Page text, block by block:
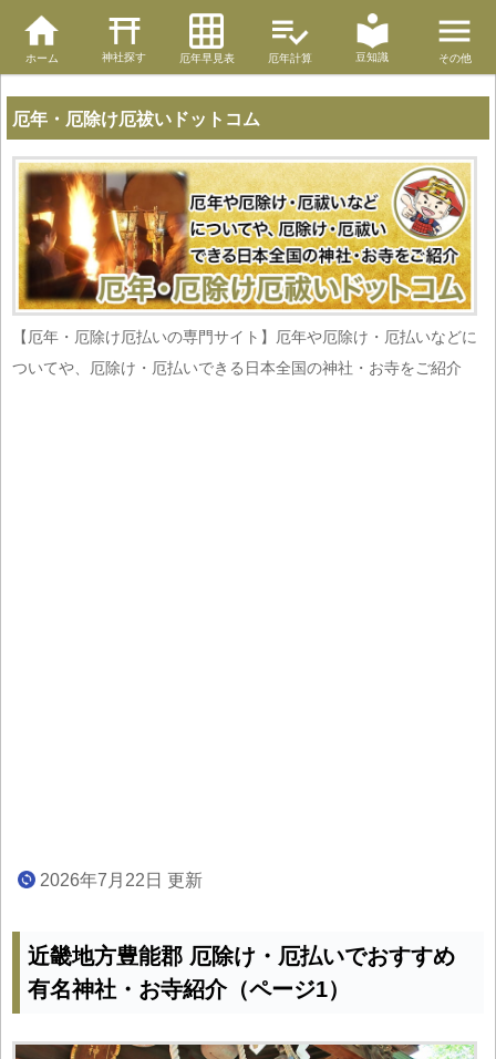
ホーム 神社探す 厄年早見表 厄年計算 豆知識 その他
厄年・厄除け厄祓いドットコム
【厄年・厄除け厄払いの専門サイト】厄年や厄除け・厄払いなどに
ついてや、厄除け・厄払いできる日本全国の神社・お寺をご紹介
2026年7月22日 更新
近畿地方豊能郡 厄除け・厄払いでおすすめ
有名神社・お寺紹介（ページ1）